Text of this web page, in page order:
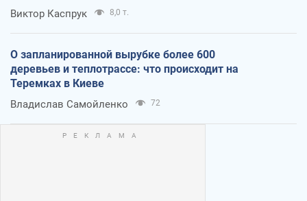
Виктор Каспрук 8,0 т.
О запланированной вырубке более 600
деревьев и теплотрассе: что происходит на
Теремках в Киеве
Владислав Самойленко 72